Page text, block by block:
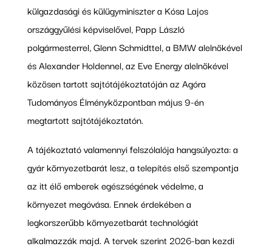
külgazdasági és külügyminiszter a Kósa Lajos
országgyűlési képviselővel, Papp László
polgármesterrel, Glenn Schmidttel, a BMW alelnökével
és Alexander Holdennel, az Eve Energy alelnökével
közösen tartott sajtótájékoztatóján az Agóra
Tudományos Élményközpontban május 9-én
megtartott sajtótájékoztatón.
A tájékoztató valamennyi felszólalója hangsúlyozta: a
gyár környezetbarát lesz, a telepítés első szempontja
az itt élő emberek egészségének védelme, a
környezet megóvása. Ennek érdekében a
legkorszerűbb környezetbarát technológiát
alkalmazzák majd. A tervek szerint 2026-ban kezdi